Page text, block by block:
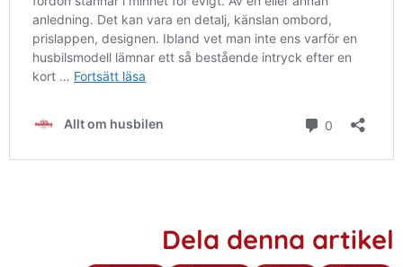
Dela denna artikel